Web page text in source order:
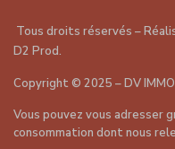
Tous droits réservés –
D2 Prod.
Copyright© 2025 – DV IMMO
Vous pouvez vous adresser
consommation dont nous